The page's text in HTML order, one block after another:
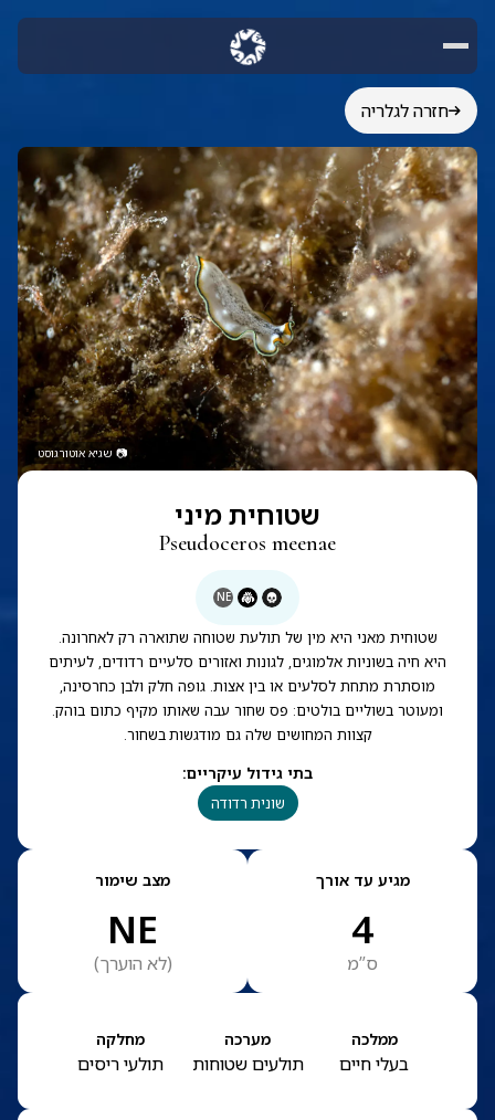
חזרה לגלריה
📷 שגיא אוטורגוסט
שטוחית מיני
Pseudoceros meenae
NE
שטוחית מאני היא מין של תולעת שטוחה שתוארה רק לאחרונה.
היא חיה בשוניות אלמוגים, לגונות ואזורים סלעיים רדודים, לעיתים
מוסתרת מתחת לסלעים או בין אצות. גופה חלק ולבן כחרסינה,
ומעוטר בשוליים בולטים: פס שחור עבה שאותו מקיף כתום בוהק.
קצוות המחושים שלה גם מודגשות בשחור.
בתי גידול עיקריים:
שונית רדודה
מגיע עד אורך
4
ס”מ
מצב שימור
NE
(לא הוערך)
ממלכה
בעלי חיים
מערכה
תולעים שטוחות
מחלקה
תולעי ריסים